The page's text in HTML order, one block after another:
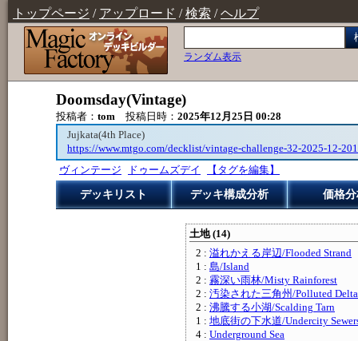
トップページ / アップロード /検索 /ヘルプ
ランダム表示
Doomsday(Vintage)
投稿者： tom 投稿日時： 2025年12月25日 00:28
Jujkata(4th Place)
https://www.mtgo.com/decklist/vintage-challenge-32-2025-12-
ヴィンテージ
ドゥームズデイ 【タグを編集】
デッキリスト デッキ構成分析 価格
土地 (14)
2 : 溢れかえる岸辺/Flooded Strand
1 : 島/Island
2 : 霧深い雨林/Misty Rainforest
2 : 汚染された三角州/Polluted Delta
2 : 沸騰する小湖/Scalding Tarn
1 : 地底街の下水道/Undercity
4 : Underground Sea